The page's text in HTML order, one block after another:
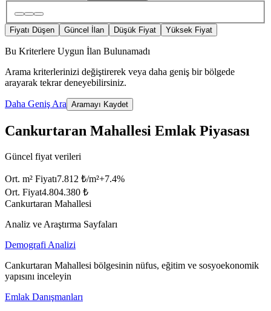
Fiyatı Düşen Güncel İlan Düşük Fiyat Yüksek Fiyat
Bu Kriterlere Uygun İlan Bulunamadı
Arama kriterlerinizi değiştirerek veya daha geniş bir bölgede
arayarak tekrar deneyebilirsiniz.
Daha Geniş Ara Aramayı Kaydet
Cankurtaran Mahallesi Emlak Piyasası
Güncel fiyat verileri
Ort. m² Fiyatı7.812 ₺/m²+7.4%
Ort. Fiyat4.804.380 ₺
Cankurtaran Mahallesi
Analiz ve Araştırma Sayfaları
Demografi Analizi
Cankurtaran Mahallesi bölgesinin nüfus, eğitim ve sosyoekonomik
yapısını inceleyin
Emlak Danışmanları